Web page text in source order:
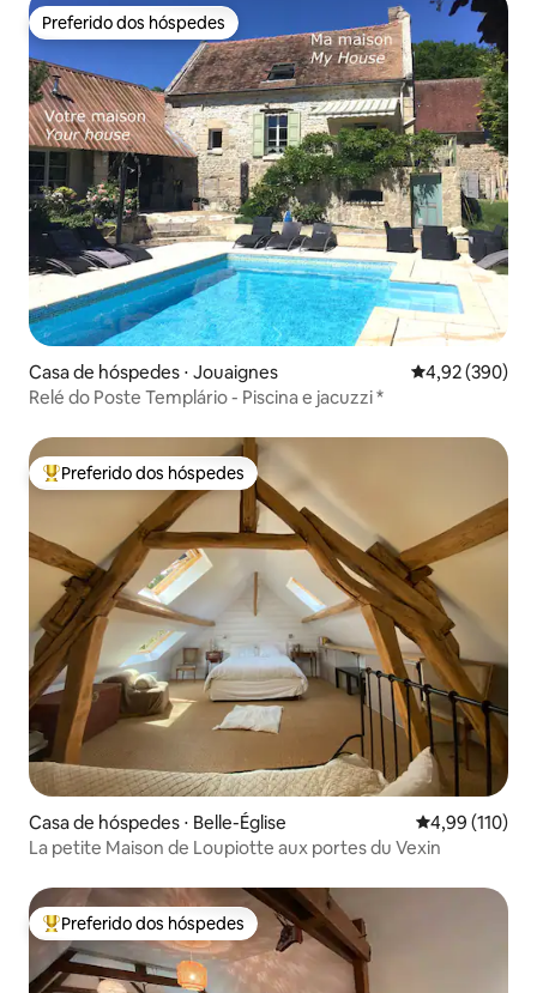
Preferido dos hóspedes
Preferido dos hóspedes
Casa de hóspedes ⋅ Jouaignes 4,92 de uma
4,92 (390)
Relé do Poste Templário - Piscina e jacuzzi *
Entre os melhores preferidos dos hóspedes
Preferido dos hóspedes
Casa de hóspedes ⋅ Belle-Église 4,99 de uma
4,99 (110)
La petite Maison de Loupiotte aux portes du Vexin
Entre os melhores preferidos dos hóspedes
Preferido dos hóspedes